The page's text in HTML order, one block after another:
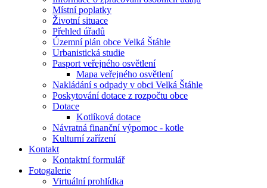
Místní poplatky
Životní situace
Přehled úřadů
Územní plán obce Velká Štáhle
Urbanistická studie
Pasport veřejného osvětlení
Mapa veřejného osvětlení
Nakládání s odpady v obci Velká Štáhle
Poskytování dotace z rozpočtu obce
Dotace
Kotlíková dotace
Návratná finanční výpomoc - kotle
Kulturní zařízení
Kontakt
Kontaktní formulář
Fotogalerie
Virtuální prohlídka